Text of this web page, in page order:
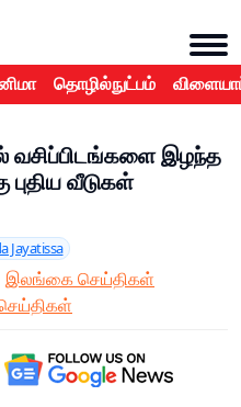
தொழில்நுட்பம்
இழந்த
புதிய வீடுகள்
Jayatissa
இலங்கை செய்திகள்